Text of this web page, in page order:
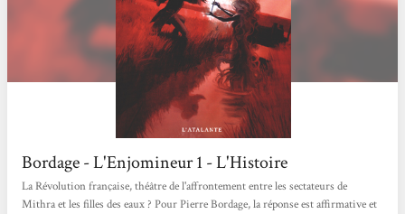
Bordage - L'Enjomineur 1 - L'Histoire
La Révolution française, théâtre de l'affrontement entre les sectateurs de
Mithra et les filles des eaux ? Pour Pierre Bordage, la réponse est affirmative et